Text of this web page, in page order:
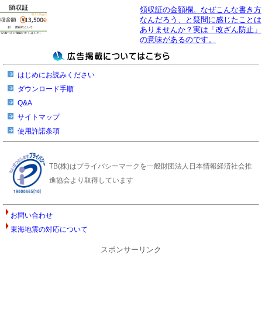
領収証の金額欄。なぜこんな書き方
なんだろう、と疑問に感じたことは
ありませんか？実は「改ざん防止」
の意味があるのです。
はじめにお読みください
ダウンロード手順
Q&A
サイトマップ
使用許諾条項
TB(株)はプライバシーマークを一般財団法人日本情報経済社会推
進協会より取得しています
お問い合わせ
東海地震の対応について
スポンサーリンク